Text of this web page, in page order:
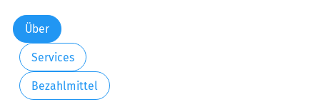
Über
Services
Bezahlmittel